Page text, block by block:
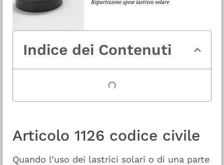
Indice dei Contenuti
Articolo 1126 codice civile
Quando l’uso dei lastrici solari o di una parte